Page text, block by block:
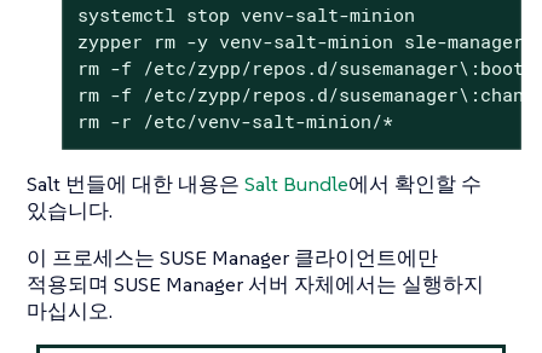
systemctl stop venv-salt-minion
zypper rm -y venv-salt-minion sle-
rm -f /etc/zypp/repos.d/
rm -f /etc/zypp/repos.d/
rm -r /etc/venv-salt-minion/*
Salt 번들에 대한 내용은 Salt Bundle에서 확인할 수
있습니다.
이 프로세스는 SUSE Manager 클라이언트에만
적용되며 SUSE Manager 서버 자체에서는 실행하지
마십시오.